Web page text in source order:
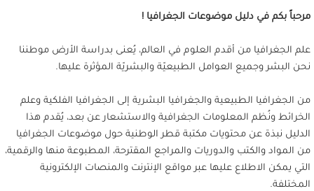
مرحباً بكم في دليل موضوعات الجغرافيا !
علم الجغرافيا من أقدم العلوم في العالم، يُعنى بدراسة الأرض موطننا
نحن البشر وجميع العوامل الطبيعيّة والبشريّة المؤثرة عليها.
من الجغرافيا الطبيعية والجغرافيا البشرية إلى الجغرافيا الفلكية وعلم
الخرائط ونُظم المعلومات الجغرافية والاستشعار عن بعد، يُقدم هذا
الدليل نبذة عن محتويات مكتبة قطر الوطنية حول موضوعات الجغرافيا
من المواد والكتب والدوريات والمراجع المقترحة، المطبوعة منها والرقمية،
التي يمكن الاطلاع عليها عبر مواقع الإنترنت والمنصات الإلكترونية
المختلفة.